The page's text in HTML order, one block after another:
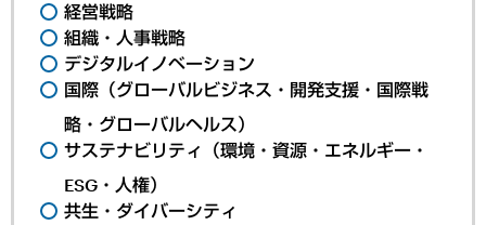
経営戦略
組織・人事戦略
デジタルイノベーション
国際（グローバルビジネス・開発支援・国際戦
略・グローバルヘルス）
サステナビリティ（環境・資源・エネルギー・
ESG・人権）
共生・ダイバーシティ